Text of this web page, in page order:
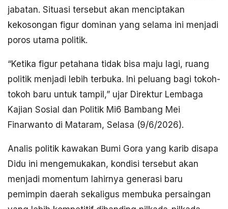
jabatan. Situasi tersebut akan menciptakan
kekosongan figur dominan yang selama ini menjadi
poros utama politik.
“Ketika figur petahana tidak bisa maju lagi, ruang
politik menjadi lebih terbuka. Ini peluang bagi tokoh-
tokoh baru untuk tampil,” ujar Direktur Lembaga
Kajian Sosial dan Politik Mi6 Bambang Mei
Finarwanto di Mataram, Selasa (9/6/2026).
Analis politik kawakan Bumi Gora yang karib disapa
Didu ini mengemukakan, kondisi tersebut akan
menjadi momentum lahirnya generasi baru
pemimpin daerah sekaligus membuka persaingan